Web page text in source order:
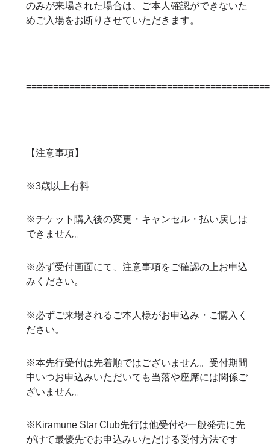
のみが来場された場合は、ご本人確認ができないた
めご入場をお断りさせていただきます。
【注意事項】
※3歳以上有料
※チケット購入後の変更・キャンセル・払い戻しは
できません。
※必ず受付画面にて、注意事項をご確認の上お申込
みください。
※必ずご来場されるご本人様がお申込み・ご購入く
ださい。
※本先行受付は先着順ではございません。受付期間
中いつお申込みいただいても当落や座席には関係ご
ざいません。
※Kiramune Star Club先行は他受付や一般発売に先
がけて最優先でお申込みいただける受付方法です